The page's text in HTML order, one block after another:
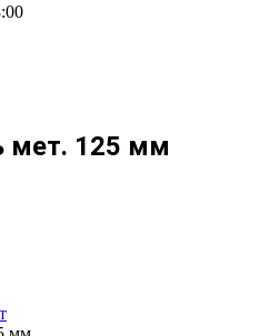
мет. 125 мм